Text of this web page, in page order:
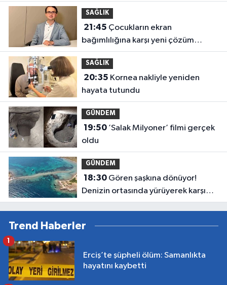
SAĞLIK
21:45
bağımlılığına karşı yeni çözüm
önerisi
SAĞLIK
20:35
hayata tutundu
GÜNDEM
19:50’Salak Milyoner’ filmi gerçek
oldu
GÜNDEM
18:30Gören şaşkına dönüyor!
Denizin ortasında yürüyerek karşı
adaya geçiyorlar
Trend Haberler
Erciş’te şüpheli ölüm: Samanlıkta
hayatını kaybetti
1